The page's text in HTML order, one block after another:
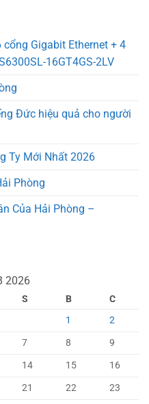
Gigabit Ethernet + 4
16GT4GS-2LV
Đức hiệu quả cho người
Ty Mới Nhất 2026
Phòng
Của Hải Phòng –
2026
S B
C
1
2
7 8
9
14 15
16
21 22
23